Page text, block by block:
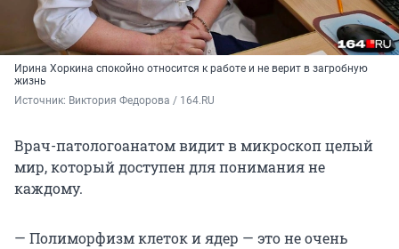
Ирина Хоркина спокойно относится к работе и не верит в загробную
жизнь
Источник: Виктория Федорова / 164.RU
Врач-патологоанатом видит в микроскоп целый
мир, который доступен для понимания не
каждому.
— Полиморфизм клеток и ядер — это не очень